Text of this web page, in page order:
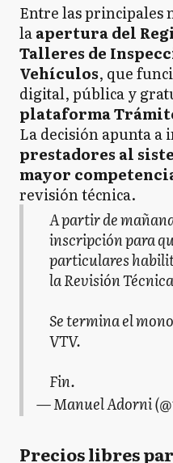
Entre las principales
laapertura del
Talleres de
Vehículos, que
digital, pública y
plataforma
La decisión apunta a
prestadores al
mayor
revisión técnica.
A partir de
inscripción para
particulares
la Revisión
Se termina el
VTV.
Fin.
— Manuel Adorni
Precios libres